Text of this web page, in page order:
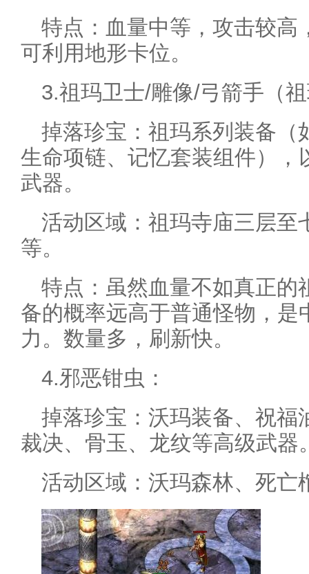
特点：血量中等，攻击较高
可利用地形卡位。
3.祖玛卫士/雕像/弓箭手（
掉落珍宝：祖玛系列装备（
生命项链、记忆套装组件），
武器。
活动区域：祖玛寺庙三层至
等。
特点：虽然血量不如真正的
备的概率远高于普通怪物，是
力。数量多，刷新快。
4.邪恶钳虫：
掉落珍宝：沃玛装备、祝福
裁决、骨玉、龙纹等高级武器
活动区域：沃玛森林、死亡